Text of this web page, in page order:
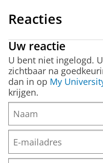
Reacties
Uw reactie
U bent niet ingelogd.
zichtbaar na
dan in op My
krijgen.